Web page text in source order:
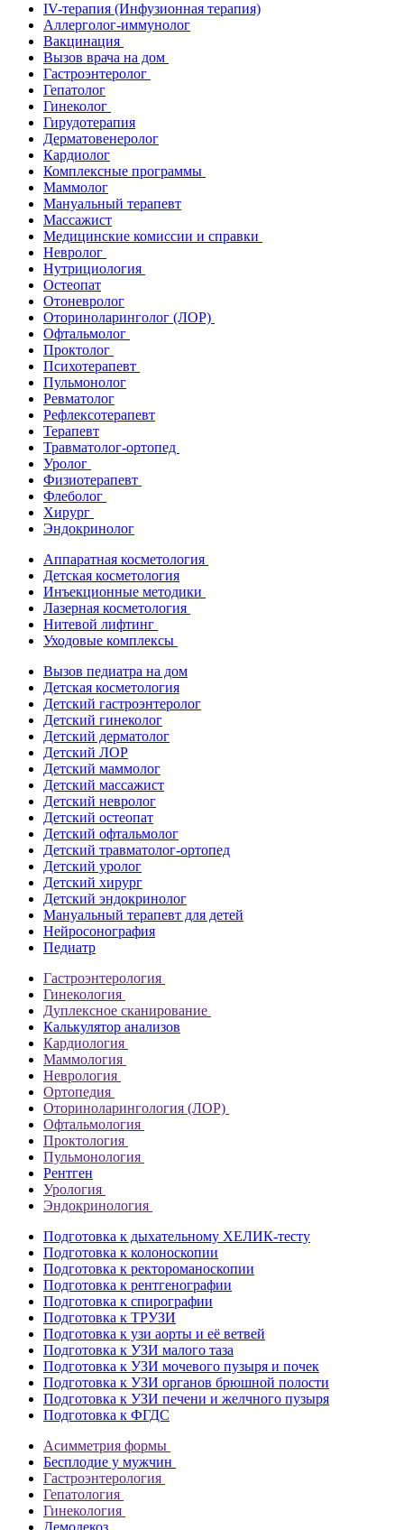
IV-терапия (Инфузионная терапия)
Аллерголог-иммунолог
Вакцинация
Вызов врача на дом
Гастроэнтеролог
Гепатолог
Гинеколог
Гирудотерапия
Дерматовенеролог
Кардиолог
Комплексные программы
Маммолог
Мануальный терапевт
Массажист
Медицинские комиссии и справки
Невролог
Нутрициология
Остеопат
Отоневролог
Оториноларинголог (ЛОР)
Офтальмолог
Проктолог
Психотерапевт
Пульмонолог
Ревматолог
Рефлексотерапевт
Терапевт
Травматолог-ортопед
Уролог
Физиотерапевт
Флеболог
Хирург
Эндокринолог
Аппаратная косметология
Детская косметология
Инъекционные методики
Лазерная косметология
Нитевой лифтинг
Уходовые комплексы
Вызов педиатра на дом
Детская косметология
Детский гастроэнтеролог
Детский гинеколог
Детский дерматолог
Детский ЛОР
Детский маммолог
Детский массажист
Детский невролог
Детский остеопат
Детский офтальмолог
Детский травматолог-ортопед
Детский уролог
Детский хирург
Детский эндокринолог
Мануальный терапевт для детей
Нейросонография
Педиатр
Гастроэнтерология
Гинекология
Дуплексное сканирование
Калькулятор анализов
Кардиология
Маммология
Неврология
Ортопедия
Оториноларингология (ЛОР)
Офтальмология
Проктология
Пульмонология
Рентген
Урология
Эндокринология
Подготовка к дыхательному ХЕЛИК-тесту
Подготовка к колоноскопии
Подготовка к ректороманоскопии
Подготовка к рентгенографии
Подготовка к спирографии
Подготовка к ТРУЗИ
Подготовка к узи аорты и её ветвей
Подготовка к УЗИ малого таза
Подготовка к УЗИ мочевого пузыря и почек
Подготовка к УЗИ органов брюшной полости
Подготовка к УЗИ печени и желчного пузыря
Подготовка к ФГДС
Асимметрия формы
Бесплодие у мужчин
Гастроэнтерология
Гепатология
Гинекология
Демодекоз